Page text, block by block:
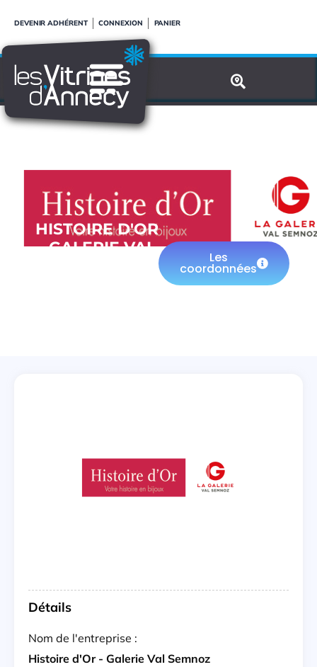
contenu
DEVENIR ADHÉRENT CONNEXION PANIER
HISTOIRE D'OR
- GALERIE VAL
Les
coordonnées
Détails
Nom de l'entreprise :
Histoire d'Or - Galerie Val Semnoz